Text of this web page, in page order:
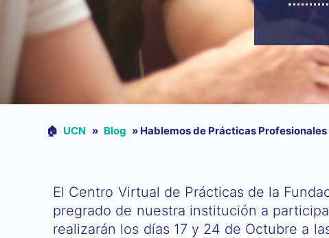
🏠︎ UCN » Blog » Hablemos de Prácticas
El Centro Virtual de Prácticas de la
pregrado de nuestra institución a
realizarán los días 17 y 24 de Octubre a